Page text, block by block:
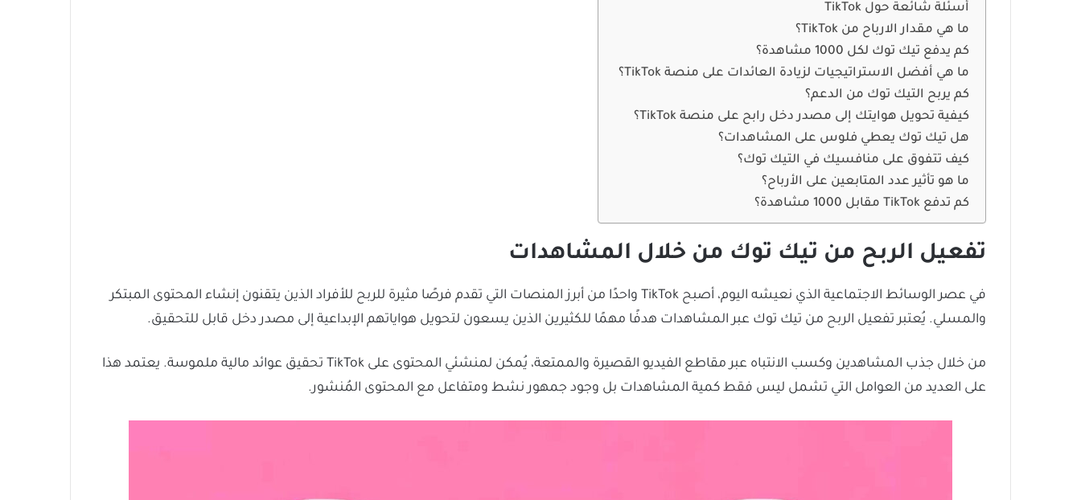
أسئلة شائعة حول TikTok
ما هي مقدار الارباح من TikTok؟
كم يدفع تيك توك لكل 1000 مشاهدة؟
ما هي أفضل الاستراتيجيات لزيادة العائدات على منصة TikTok؟
كم يربح التيك توك من الدعم؟
كيفية تحويل هوايتك إلى مصدر دخل رابح على منصة TikTok؟
هل تيك توك يعطي فلوس على المشاهدات؟
كيف تتفوق على منافسيك في التيك توك؟
ما هو تأثير عدد المتابعين على الأرباح؟
كم تدفع TikTok مقابل 1000 مشاهدة؟
تفعيل الربح من تيك توك من خلال المشاهدات
في عصر الوسائط الاجتماعية الذي نعيشه اليوم، أصبح TikTok واحدًا من أبرز المنصات التي تقدم فرصًا مثيرة للربح للأفراد الذين يتقنون إنشاء المحتوى المبتكر
والمسلي. يُعتبر تفعيل الربح من تيك توك عبر المشاهدات هدفًا مهمًا للكثيرين الذين يسعون لتحويل هواياتهم الإبداعية إلى مصدر دخل قابل للتحقيق.
من خلال جذب المشاهدين وكسب الانتباه عبر مقاطع الفيديو القصيرة والممتعة، يُمكن لمنشئي المحتوى على TikTok تحقيق عوائد مالية ملموسة. يعتمد هذا
على العديد من العوامل التي تشمل ليس فقط كمية المشاهدات بل وجود جمهور نشط ومتفاعل مع المحتوى المُنشور.